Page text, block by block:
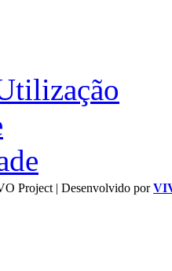
Project | Desenvolvido por